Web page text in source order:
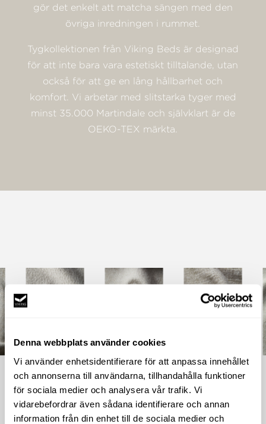
Denna webbplats använder cookies
Vi använder enhetsidentifierare för att anpassa innehållet
och annonserna till användarna, tillhandahålla funktioner
för sociala medier och analysera vår trafik. Vi
vidarebefordrar även sådana identifierare och annan
information från din enhet till de sociala medier och
gör det enkelt att matcha sängen med den
övriga inredningen i rummet.
Tygkollektionen från Viking Beds är designad
för att inte bara vara estetiskt tilltalande, utan
också för att ge en lång hållbarhet och
komfort. Vi arbetar med slitstarka tyger med
minst 35.000 Martindale och självklart är de
OEKO-TEX märkta.
Sesame Linen Dune